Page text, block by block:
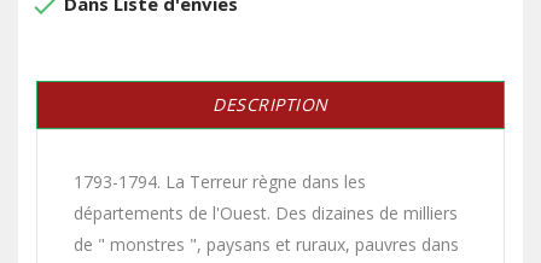
done
DESCRIPTION
1793-1794. La Terreur règne dans les
départements de l'Ouest. Des dizaines de milliers
de " monstres ", paysans et ruraux, pauvres dans